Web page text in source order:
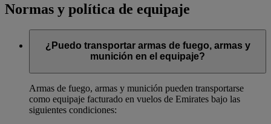
Normas y política de equipaje
¿Puedo transportar armas de fuego, armas y
munición en el equipaje?
Armas de fuego, armas y munición pueden transportarse
como equipaje facturado en vuelos de Emirates bajo las
siguientes condiciones: